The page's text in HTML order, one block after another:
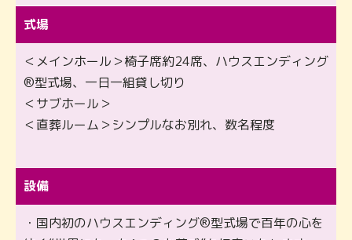
式場
＜メインホール＞椅子席約24席、ハウスエンディング
®型式場、一日一組貸し切り
＜サブホール＞
＜直葬ルーム＞シンプルなお別れ、数名程度
設備
・国内初のハウスエンディング®型式場で百年の心を